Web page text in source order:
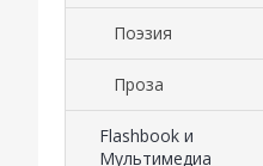
Поэзия
Проза
Flashbook и
Мультимедиа